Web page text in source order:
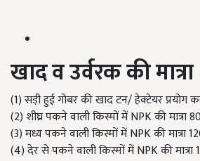
खादवउर्वरककीमात्रा
(1) सड़ी हुई गोबर की खाद टन/ हेक्टेयर प्रयोग
(2) शीघ्र पकने वाली किस्मों में NPK की मात्रा
(3) मध्य पकने वाली किस्मों में NPK की मात्रा
(4) देर से पकने वाली किस्मों में NPK की मात्रा